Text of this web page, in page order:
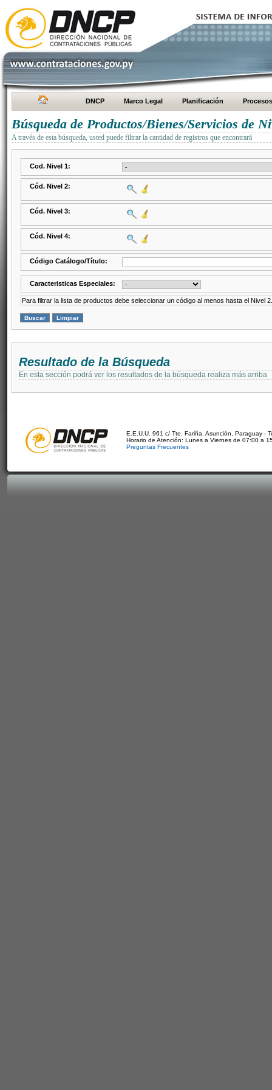
DNCP Marco Legal Planificación Procesos
Búsqueda de Productos/Bienes/Servicios de
A través de esta búsqueda, usted puede filtrar la cantidad de registros que encontrará
Cod. Nivel 1:
Cód. Nivel 2:
Cód. Nivel 3:
Cód. Nivel 4:
Código Catálogo/Título:
Caracteristicas Especiales:
Para filtrar la lista de productos debe seleccionar un código al menos hasta el Nivel 2.
Resultado de la Búsqueda
En esta sección podrá ver los resultados de la búsqueda realiza más arriba
E.E.U.U. 961 c/ Tte. Fariña. Asunción, Paraguay -
Horario de Atención: Lunes a Viernes de 07:00 a
Preguntas Frecuentes